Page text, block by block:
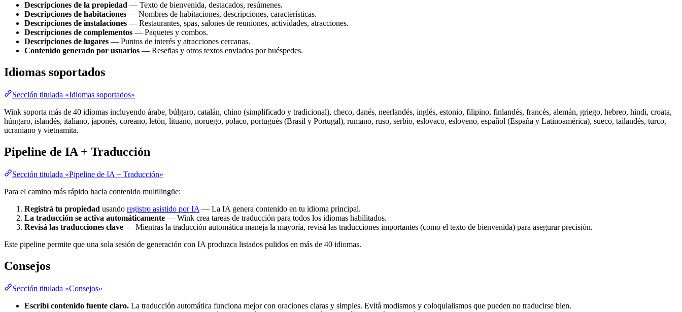
Descripciones de la propiedad — Texto de bienvenida, destacados, resúmenes.
Descripciones de habitaciones — Nombres de habitaciones, descripciones, características.
Descripciones de instalaciones — Restaurantes, spas, salones de reuniones, actividades, atracciones.
Descripciones de complementos — Paquetes y combos.
Descripciones de lugares — Puntos de interés y atracciones cercanas.
Contenido generado por usuarios — Reseñas y otros textos enviados por huéspedes.
Idiomas soportados
Sección titulada «Idiomas soportados»
Wink soporta más de 40 idiomas incluyendo árabe, búlgaro, catalán, chino (simplificado y tradicional), checo, danés, neerlandés, inglés, estonio, filipino, finlandés, francés, alemán, griego, hebreo, hindi, croata,
húngaro, islandés, italiano, japonés, coreano, letón, lituano, noruego, polaco, portugués (Brasil y Portugal), rumano, ruso, serbio, eslovaco, esloveno, español (España y Latinoamérica), sueco, tailandés, turco,
ucraniano y vietnamita.
Pipeline de IA + Traducción
Sección titulada «Pipeline de IA + Traducción»
Para el camino más rápido hacia contenido multilingüe:
Registrá tu propiedad usando registro asistido por IA — La IA genera contenido en tu idioma principal.
La traducción se activa automáticamente — Wink crea tareas de traducción para todos los idiomas habilitados.
Revisá las traducciones clave — Mientras la traducción automática maneja la mayoría, revisá las traducciones importantes (como el texto de bienvenida) para asegurar precisión.
Este pipeline permite que una sola sesión de generación con IA produzca listados pulidos en más de 40 idiomas.
Consejos
Sección titulada «Consejos»
Escribí contenido fuente claro. La traducción automática funciona mejor con oraciones claras y simples. Evitá modismos y coloquialismos que pueden no traducirse bien.